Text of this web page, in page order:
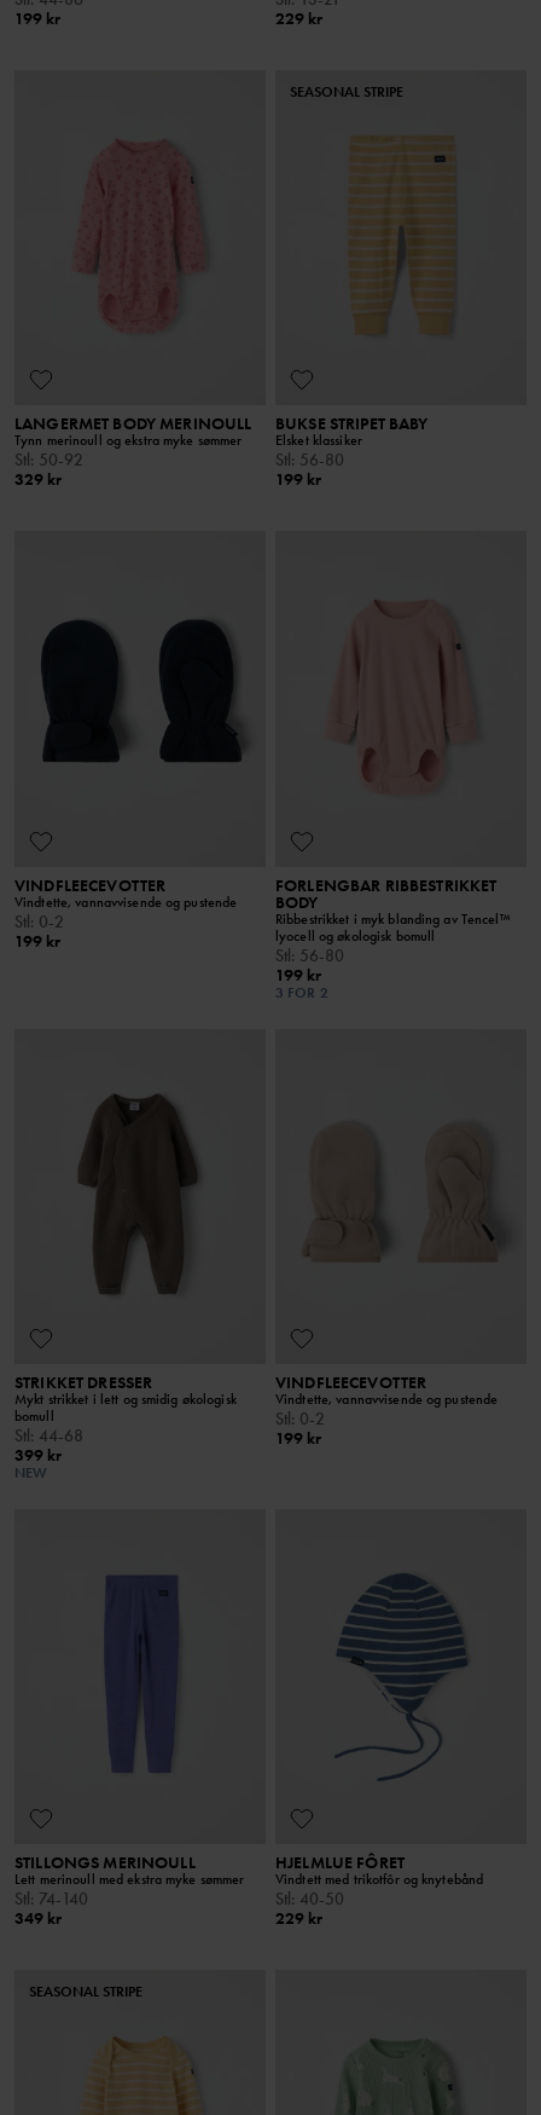
199 kr
229 kr
LANGERMET BODY MERINOULL
Tynn merinoull og ekstra myke sømmer
Stl: 50-92
329 kr
SEASONAL STRIPE
BUKSE STRIPET BABY
Elsket klassiker
Stl: 56-80
199 kr
VINDFLEECEVOTTER
Vindtette, vannavvisende og pustende
Stl: 0-2
199 kr
FORLENGBAR RIBBESTRIKKET
BODY
Ribbestrikket i myk blanding av Tencel™
lyocell og økologisk bomull
Stl: 56-80
199 kr
3 FOR 2
STRIKKET DRESSER
Mykt strikket i lett og smidig økologisk
bomull
Stl: 44-68
399 kr
NEW
VINDFLEECEVOTTER
Vindtette, vannavvisende og pustende
Stl: 0-2
199 kr
STILLONGS MERINOULL
Lett merinoull med ekstra myke sømmer
Stl: 74-140
349 kr
HJELMLUE FÔRET
Vindtett med trikotfôr og knytebånd
Stl: 40-50
229 kr
SEASONAL STRIPE